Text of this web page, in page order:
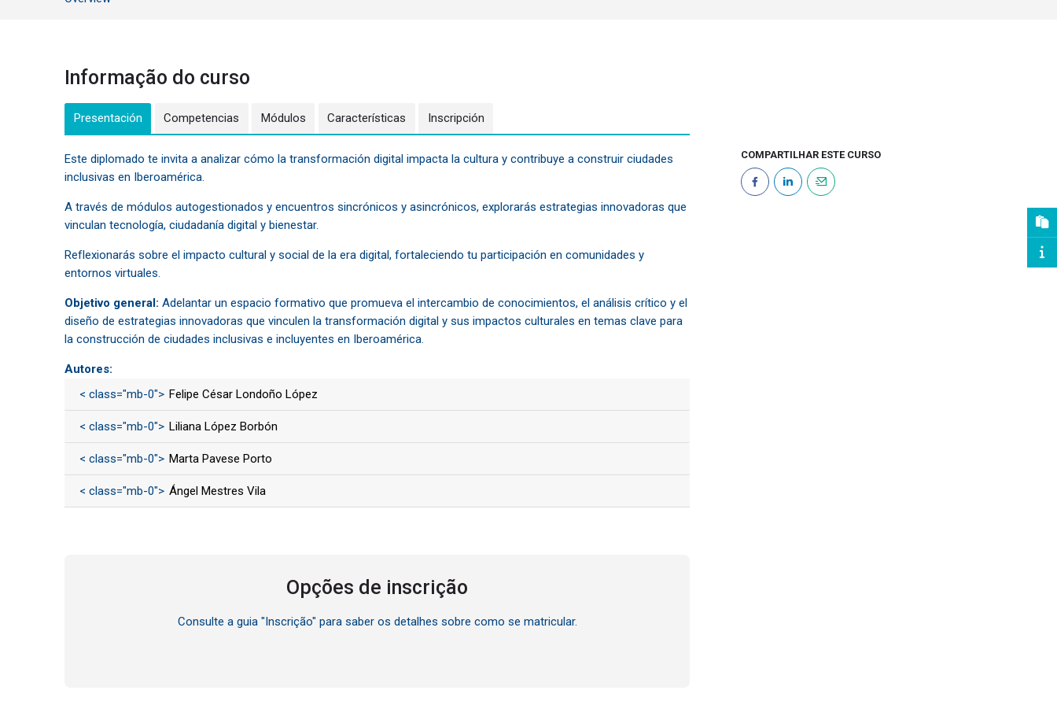
Informação do curso
Presentación Competencias Módulos Características Inscripción
Este diplomado te invita a analizar cómo la transformación digital impacta la cultura y contribuye a construir ciudades
inclusivas en Iberoamérica.
A través de módulos autogestionados y encuentros sincrónicos y asincrónicos, explorarás estrategias innovadoras que
vinculan tecnología, ciudadanía digital y bienestar.
Reflexionarás sobre el impacto cultural y social de la era digital, fortaleciendo tu participación en comunidades y
entornos virtuales.
Objetivo general: Adelantar un espacio formativo que promueva el intercambio de conocimientos, el análisis crítico y el
diseño de estrategias innovadoras que vinculen la transformación digital y sus impactos culturales en temas clave para
la construcción de ciudades inclusivas e incluyentes en Iberoamérica.
Autores:
< class="mb-0"> Felipe César Londoño López
< class="mb-0"> Liliana López Borbón
< class="mb-0"> Marta Pavese Porto
< class="mb-0"> Ángel Mestres Vila
Opções de inscrição
Consulte a guia "Inscrição" para saber os detalhes sobre como se matricular.
COMPARTILHAR ESTE CURSO